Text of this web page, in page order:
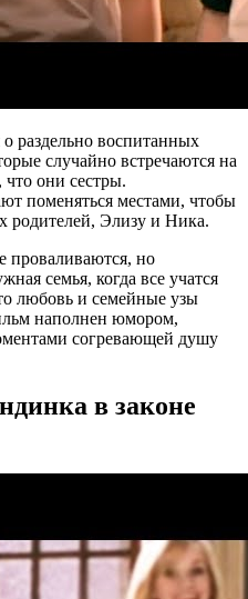
раздельно воспитанных
случайно встречаются на
они сестры.
поменяться местами, чтобы
родителей, Элизу и Ника.
проваливаются, но
семья, когда все учатся
любовь и семейные узы
наполнен юмором,
согревающей душу
в законе